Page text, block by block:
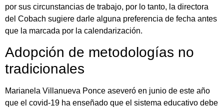
por sus circunstancias de trabajo, por lo tanto, la directora
del Cobach sugiere darle alguna preferencia de fecha antes
que la marcada por la calendarización.
Adopción de metodologías no
tradicionales
Marianela Villanueva Ponce aseveró en junio de este año
que el covid-19 ha enseñado que el sistema educativo debe